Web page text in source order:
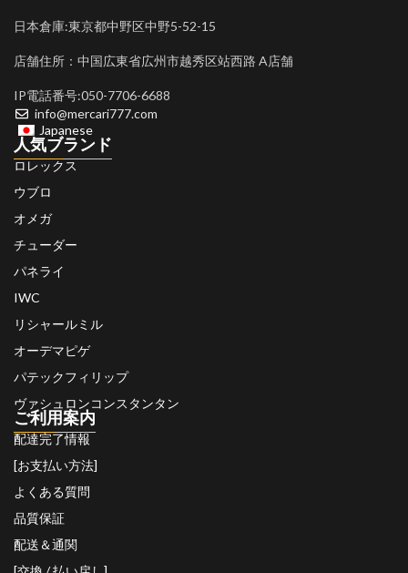
日本倉庫:東京都中野区中野5-52-15
店舗住所：中国広東省広州市越秀区站西路 A店舗
IP電話番号:050-7706-6688
info@mercari777.com
Japanese
人気ブランド
ロレックス
ウブロ
オメガ
チューダー
パネライ
IWC
リシャールミル
オーデマピゲ
パテックフィリップ
ヴァシュロンコンスタンタン
ご利用案内
配達完了情報
[お支払い方法]
よくある質問
品質保証
配送＆通関